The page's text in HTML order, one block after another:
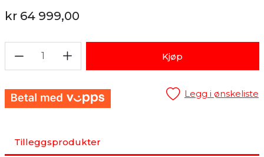
kr 64 999,00
1 Kjøp
Legg i ønskeliste
Tilleggsprodukter